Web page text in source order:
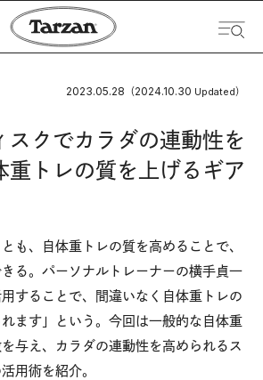
2023.05.28 （2024.10.30 Updated）
スクでカラダの連動性を
重トレの質を上げるギア
も、自体重トレの質を高めることで、
る。パーソナルトレーナーの横手貞一
することで、間違いなく自体重トレの
ます」という。今回は一般的な自体重
与え、カラダの連動性を高められるス
用術を紹介。